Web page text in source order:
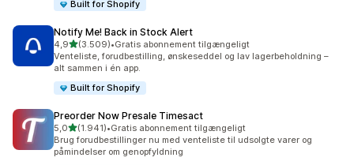
Built for Shopify
Notify Me! Back in Stock Alert
4,9ud af 5 stjerner
(3.509)
3509 anmeldelser i alt
•Gratis abonnement tilgængeligt
Venteliste, forudbestilling, ønskeseddel og lav lagerbeholdning –
alt sammen i én app.
Built for Shopify
Preorder Now Presale Timesact
5,0ud af 5 stjerner
(1.941)
1941 anmeldelser i alt
•Gratis abonnement tilgængeligt
Brug forudbestillinger nu med venteliste til udsolgte varer og
påmindelser om genopfyldning